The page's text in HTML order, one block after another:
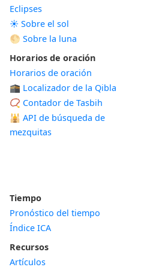
Eclipses
☀️ Sobre el sol
🌕 Sobre la luna
Horarios de oración
Horarios de oración
🕋 Localizador de la Qibla
📿 Contador de Tasbih
🕌 API de búsqueda de
mezquitas
Tiempo
Pronóstico del tiempo
Índice ICA
Recursos
Artículos